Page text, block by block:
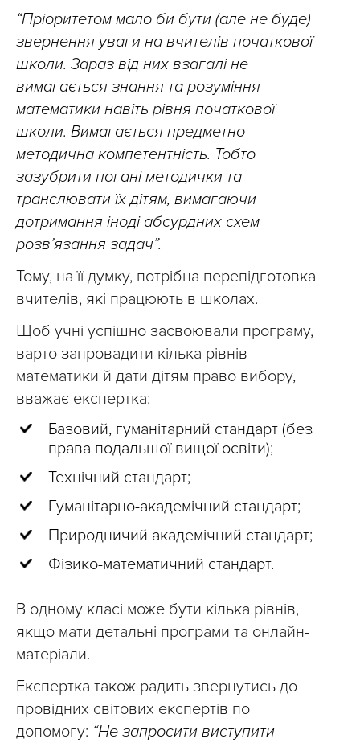
“Пріоритетом мало би бути (але не буде)
звернення уваги на вчителів початкової
школи. Зараз від них взагалі не
вимагається знання та розуміння
математики навіть рівня початкової
школи. Вимагається предметно-
методична компетентність. Тобто
зазубрити погані методички та
транслювати їх дітям, вимагаючи
дотримання іноді абсурдних схем
розв’язання задач”.
Тому, на її думку, потрібна перепідготовка
вчителів, які працюють в школах.
Щоб учні успішно засвоювали програму,
варто запровадити кілька рівнів
математики й дати дітям право вибору,
вважає експертка:
Базовий, гуманітарний стандарт (без
права подальшої вищої освіти);
Технічний стандарт;
Гуманітарно-академічний стандарт;
Природничий академічний стандарт;
Фізико-математичний стандарт.
В одному класі може бути кілька рівнів,
якщо мати детальні програми та онлайн-
матеріали.
Експертка також радить звернутись до
провідних світових експертів по
допомогу: “Не запросити виступити-